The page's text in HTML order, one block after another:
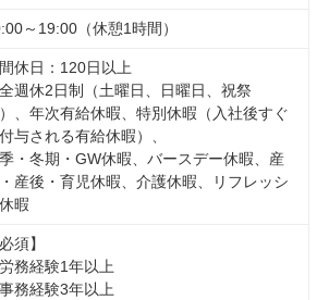
～19:00（休憩1時間）
休日：120日以上
週休2日制（土曜日、日曜日、祝祭
、年次有給休暇、特別休暇（入社後すぐ
与される有給休暇）、
・冬期・GW休暇、バースデー休暇、産
産後・育児休暇、介護休暇、リフレッシ
暇
必須】
労務経験1年以上
事務経験3年以上